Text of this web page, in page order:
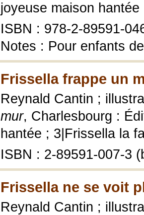
joyeuse maison
ISBN : 978-2-89591-
Notes : Pour enfants
Frissella frappe un
Reynald Cantin ;
mur, Charlesbourg :
hantée ; 3|Frissella la
ISBN : 2-89591-007-3
Frissella ne se voit
Reynald Cantin ;